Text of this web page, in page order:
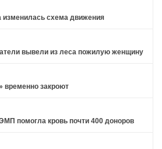
изменилась схема движения
вывели из леса пожилую женщину
временно закроют
помогла кровь почти 400 доноров